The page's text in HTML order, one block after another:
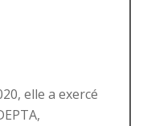
elle a exercé